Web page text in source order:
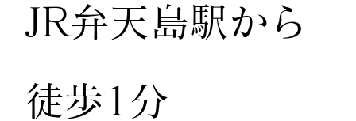
JR弁天島駅から
徒歩1分